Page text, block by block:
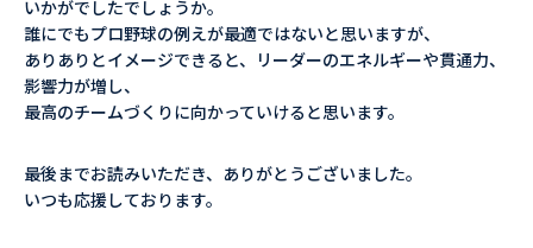
いかがでしたでしょうか。
誰にでもプロ野球の例えが最適ではないと思いますが、
ありありとイメージできると、リーダーのエネルギーや貫通力、
影響力が増し、
最高のチームづくりに向かっていけると思います。
最後までお読みいただき、ありがとうございました。
いつも応援しております。